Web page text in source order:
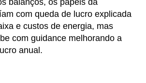
balanços, os papéis da
com queda de lucro explicada
e custos de energia, mas
com guidance melhorando a
anual.